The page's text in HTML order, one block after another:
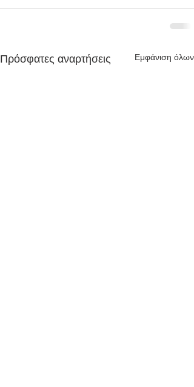
Πρόσφατες αναρτήσεις Εμφάνιση όλων